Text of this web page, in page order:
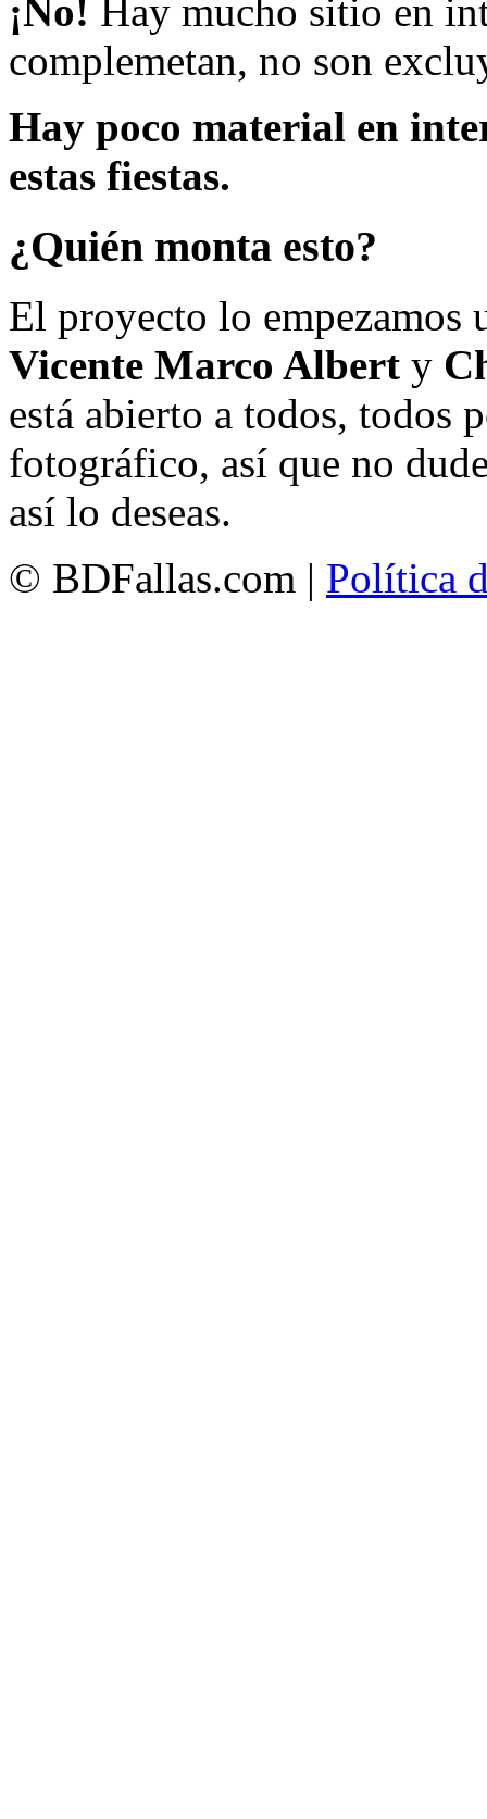
¡No! Hay mucho sitio en
complemetan, no son
Hay poco material en
estas fiestas.
¿Quién monta esto?
El proyecto lo empezamos
Vicente Marco Albert y
está abierto a todos, todos
fotográfico, así que no
así lo deseas.
© BDFallas.com | Política